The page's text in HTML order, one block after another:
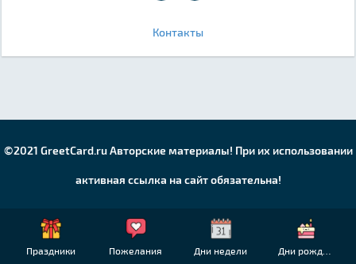
Контакты
©2021 GreetCard.ru Авторские материалы! При их использовании
активная ссылка на сайт обязательна!
Праздники Пожелания Дни недели